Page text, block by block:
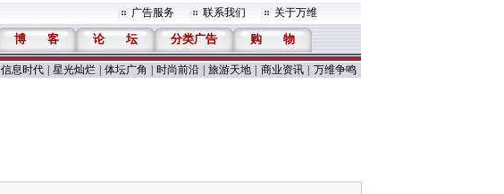
广告服务 联系我们 关于万维
博 客 论 坛 分类广告 购 物
信息时代 星光灿烂 体坛广角 时尚前沿 旅游天地 商业资讯 万维争鸣